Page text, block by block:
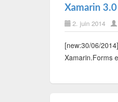
Xamarin
2. juin 2014
[new:30/06/
Xamarin.Forms